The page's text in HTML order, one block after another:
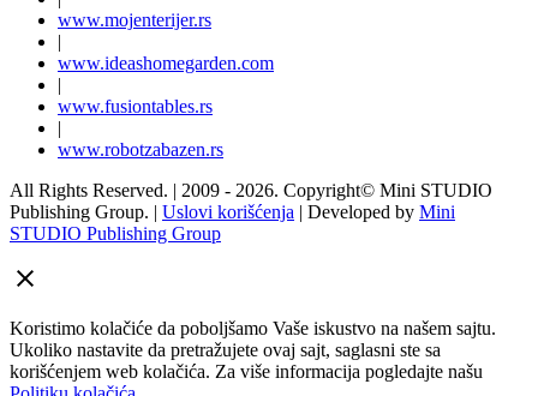
www.mojenterijer.rs
|
www.ideashomegarden.com
|
www.fusiontables.rs
|
www.robotzabazen.rs
All Rights Reserved. | 2009 - 2026. Copyright© Mini STUDIO
Publishing Group. | Uslovi korišćenja | Developed by Mini
STUDIO Publishing Group
Koristimo kolačiće da poboljšamo Vaše iskustvo na našem sajtu.
Ukoliko nastavite da pretražujete ovaj sajt, saglasni ste sa
korišćenjem web kolačića. Za više informacija pogledajte našu